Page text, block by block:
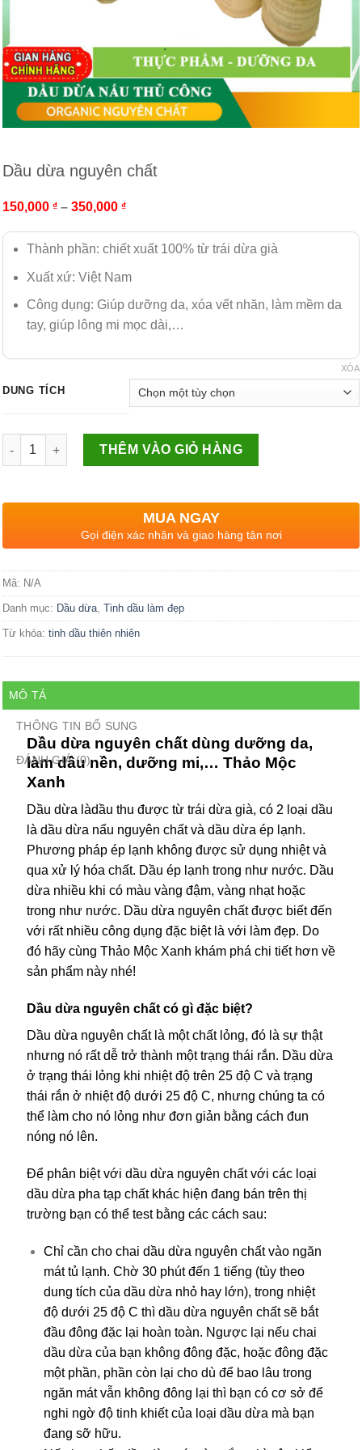
Dầu dừa nguyên chất
150,000 ₫ – 350,000 ₫
Thành phần: chiết xuất 100% từ trái dừa già
Xuất xứ: Việt Nam
Công dụng: Giúp dưỡng da, xóa vết nhăn, làm mềm da
tay, giúp lông mi mọc dài,…
DUNG TÍCH
XÓA
Số lượng
THÊM VÀO GIỎ HÀNG
MUA NGAY
Gọi điện xác nhận và giao hàng tận nơi
Mã: N/A
Danh mục: Dầu dừa Tinh dầu làm đẹp
Từ khóa: tinh dầu thiên nhiên
MÔ TẢ
THÔNG TIN BỔ SUNG
ĐÁNH GIÁ (0)
Dầu dừa nguyên chất dùng dưỡng da,
làm dầu nền, dưỡng mi,… Thảo Mộc
Xanh
Dầu dừa làdầu thu được từ trái dừa già, có 2 loại dầu
là dầu dừa nấu nguyên chất và dầu dừa ép lạnh.
Phương pháp ép lạnh không được sử dụng nhiệt và
qua xử lý hóa chất. Dầu ép lạnh trong như nước. Dầu
dừa nhiều khi có màu vàng đậm, vàng nhạt hoặc
trong như nước. Dầu dừa nguyên chất được biết đến
với rất nhiều công dụng đặc biệt là với làm đẹp. Do
đó hãy cùng Thảo Mộc Xanh khám phá chi tiết hơn về
sản phẩm này nhé!
Dầu dừa nguyên chất có gì đặc biệt?
Dầu dừa nguyên chất là một chất lỏng, đó là sự thật
nhưng nó rất dễ trở thành một trạng thái rắn. Dầu dừa
ở trạng thái lỏng khi nhiệt độ trên 25 độ C và trạng
thái rắn ở nhiệt độ dưới 25 độ C, nhưng chúng ta có
thể làm cho nó lỏng như đơn giản bằng cách đun
nóng nó lên.
Để phân biệt với dầu dừa nguyên chất với các loại
dầu dừa pha tạp chất khác hiện đang bán trên thị
trường bạn có thể test bằng các cách sau:
Chỉ cần cho chai dầu dừa nguyên chất vào ngăn
mát tủ lạnh. Chờ 30 phút đến 1 tiếng (tùy theo
dung tích của dầu dừa nhỏ hay lớn), trong nhiệt
độ dưới 25 độ C thì dầu dừa nguyên chất sẽ bắt
đầu đông đặc lại hoàn toàn. Ngược lại nếu chai
dầu dừa của bạn không đông đặc, hoặc đông đặc
một phần, phần còn lại cho dù để bao lâu trong
ngăn mát vẫn không đông lại thì bạn có cơ sở để
nghi ngờ độ tinh khiết của loại dầu dừa mà bạn
đang sỡ hữu.